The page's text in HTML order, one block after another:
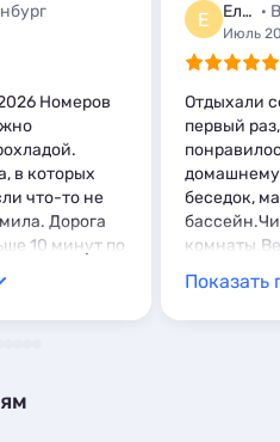
Номеров
в которых
что-то не
Дорога
10 минут по
Владимиру
Е Елена
Июль
Отдыхали
первый
беседок,
отдых.
Показать